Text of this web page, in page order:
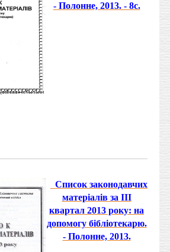
- Полонне, 2013. - 8с.
Список законодавчих
матеріалів за ІІI
квартал 2013 року: на
допомогу бібліотекарю.
- Полонне, 2013.